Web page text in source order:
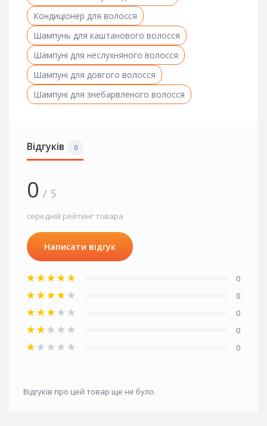
Кондиціонер для волосся
Шампунь для каштанового волосся
Шампуні для неслухняного волосся
Шампуні для довгого волосся
Шампуні для знебарвленого волосся
Відгуків 0
0 / 5
середній рейтинг товара
Написати відгук
0
0
0
0
0
Відгуків про цей товар ще не було.